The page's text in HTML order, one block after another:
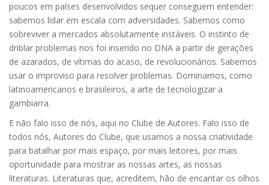
poucos em países desenvolvidos sequer conseguem entender:
sabemos lidar em escala com adversidades. Sabemos como
sobreviver a mercados absolutamente instáveis. O instinto de
driblar problemas nos foi inserido no DNA a partir de gerações
de azarados, de vítimas do acaso, de revolucionários. Sabemos
usar o improviso para resolver problemas. Dominamos, como
latinoamericanos e brasileiros, a arte de tecnologizar a
gambiarra.
E não falo isso de nós, aqui no Clube de Autores. Falo isso de
todos nós, Autores do Clube, que usamos a nossa criatividade
para batalhar por mais espaço, por mais leitores, por mais
oportunidade para mostrar as nossas artes, as nossas
literaturas. Literaturas que, acreditem, hão de encantar os olhos